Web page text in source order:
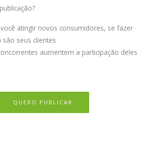
atingir novos consumidores, se fazer
seus clientes
aumentem a participação deles
QUERO PUBLICAR